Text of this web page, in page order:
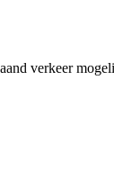
verkeer